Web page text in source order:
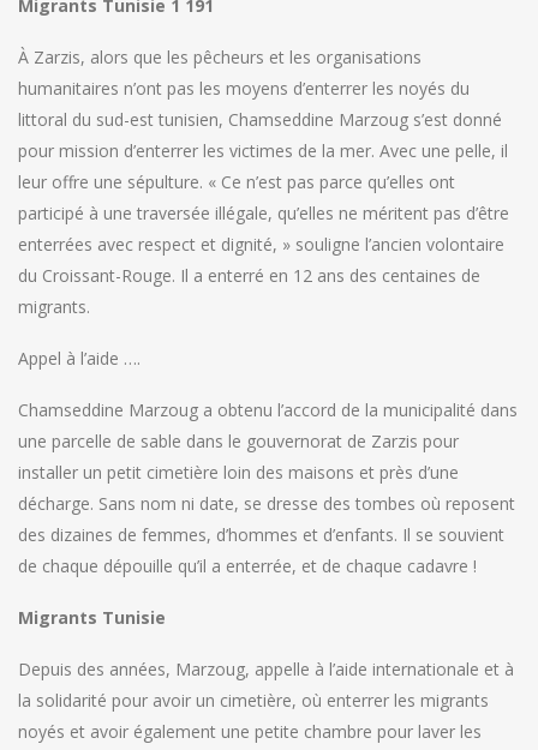
Migrants Tunisie 1 191
À Zarzis, alors que les pêcheurs et les organisations
humanitaires n’ont pas les moyens d’enterrer les noyés du
littoral du sud-est tunisien, Chamseddine Marzoug s’est donné
pour mission d’enterrer les victimes de la mer. Avec une pelle, il
leur offre une sépulture. « Ce n’est pas parce qu’elles ont
participé à une traversée illégale, qu’elles ne méritent pas d’être
enterrées avec respect et dignité, » souligne l’ancien volontaire
du Croissant-Rouge. Il a enterré en 12 ans des centaines de
migrants.
Appel à l’aide ….
Chamseddine Marzoug a obtenu l’accord de la municipalité dans
une parcelle de sable dans le gouvernorat de Zarzis pour
installer un petit cimetière loin des maisons et près d’une
décharge. Sans nom ni date, se dresse des tombes où reposent
des dizaines de femmes, d’hommes et d’enfants. Il se souvient
de chaque dépouille qu’il a enterrée, et de chaque cadavre !
Migrants Tunisie
Depuis des années, Marzoug, appelle à l’aide internationale et à
la solidarité pour avoir un cimetière, où enterrer les migrants
noyés et avoir également une petite chambre pour laver les